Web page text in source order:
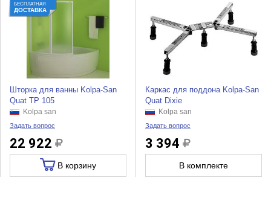
БЕСПЛАТНАЯ
ДОСТАВКА
Шторка для ванны Kolpa-San
Quat TP 105
Kolpa san
Задать вопрос
22 922
В корзину
Каркас для поддона Kolpa-San
Quat Dixie
Kolpa san
Задать вопрос
3 394
В комплекте